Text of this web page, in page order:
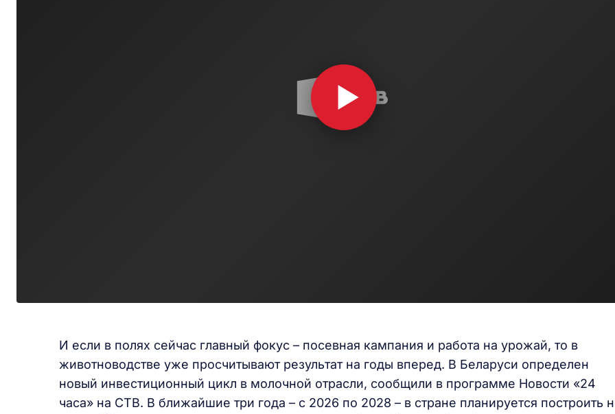
И если в полях сейчас главный фокус – посевная кампания и работа на урожай, то в
животноводстве уже просчитывают результат на годы вперед. В Беларуси определен
новый инвестиционный цикл в молочной отрасли, сообщили в программе Новости «24
часа» на СТВ. В ближайшие три года – с 2026 по 2028 – в стране планируется построить